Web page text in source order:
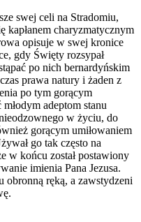
swej celi na Stradomiu,
kapłanem charyzmatycznym
opisuje w swej kronice
gdy Święty rozsypał
po nich bernardyńskim
prawa natury i żaden z
po tym gorącym
adeptom stanu
w życiu, do
gorącym umiłowaniem
go tak często na
w końcu został postawiony
imienia Pana Jezusa.
obronną ręką, a zawstydzeni